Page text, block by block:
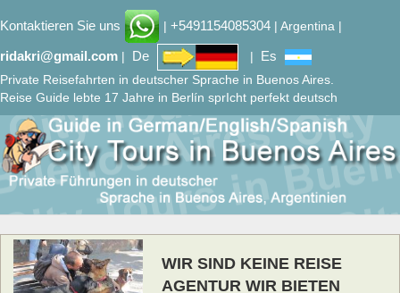
Kontaktieren Sie uns | +5491154085304 | Argentina |
ridakri@gmail.com | De | Es
Private Reisefahrten in deutscher Sprache in Buenos Aires.
Reise Guide lebte 17 Jahre in Berlín sprIcht perfekt deutsch
WIR SIND KEINE REISE
AGENTUR WIR BIETEN